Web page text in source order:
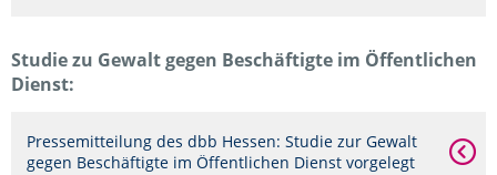
Studie zu Gewalt gegen Beschäftigte im Öffentlichen
Dienst:
Pressemitteilung des dbb Hessen: Studie zur Gewalt
gegen Beschäftigte im Öffentlichen Dienst vorgelegt